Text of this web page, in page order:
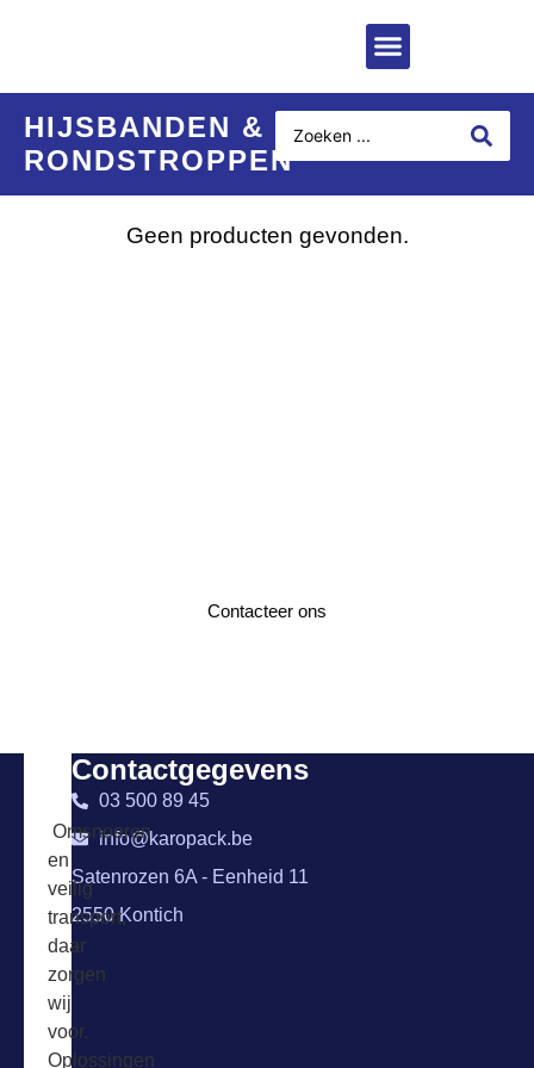
HIJSBANDEN &
RONDSTROPPEN
Geen producten gevonden.
Contacteer ons
Contactgegevens
03 500 89 45
info@karopack.be
Satenrozen 6A - Eenheid 11
2550 Kontich
Omsnoeren
en
veilig
transport,
daar
zorgen
wij
voor.
Oplossingen